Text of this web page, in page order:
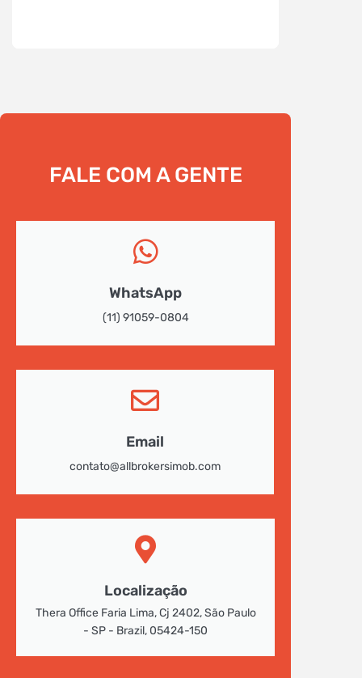
FALE COM A GENTE
WhatsApp
(11) 91059-0804
Email
contato@allbrokersimob.com
Localização
Thera Office Faria Lima, Cj 2402, São Paulo
- SP - Brazil, 05424-150